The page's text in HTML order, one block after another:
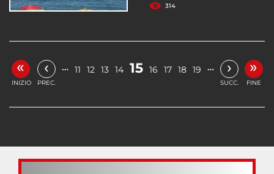
314
«
INIZIO
‹
PREC.
… 11 12 13 14 15 16 17 18 19 … ›
SUCC.
»
FINE